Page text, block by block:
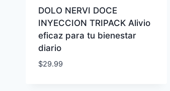
DOLO NERVI DOCE
INYECCION TRIPACK Alivio
eficaz para tu bienestar
diario
$29.99